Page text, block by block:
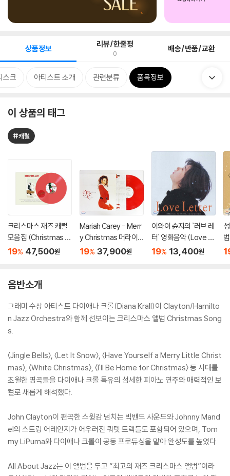
상품정보 리뷰/한줄평
0 배송/반품/교환
스크 아티스트 소개 관련분류 품목정보
이 상품의 태그
#캐럴
크리스마스 재즈 캐럴
모음집 (Christmas Ja
zz) [투명 레드 컬러 L
19% 47,500원
Mariah Carey - Merr
y Christmas 머라이
어 캐리 크리스마스 앨
19% 37,900원
이와이 슌지의 `러브 레
터` 영화음악 (Love L
etter OST by Reme
19% 13,400원
음반소개
그래미 수상 아티스트 다이애나 크롤(Diana Krall)이 Clayton/Hamilto
n Jazz Orchestra와 함께 선보이는 크리스마스 앨범 Christmas Song
s.
〈Jingle Bells〉, 〈Let It Snow〉, 〈Have Yourself a Merry Little Christ
mas〉, 〈White Christmas〉, 〈I'll Be Home for Christmas〉 등 시대를
초월한 명곡들을 다이애나 크롤 특유의 섬세한 피아노 연주와 매력적인 보
컬로 새롭게 해석했다.
John Clayton이 편곡한 스윙감 넘치는 빅밴드 사운드와 Johnny Mand
el의 스트링 어레인지가 어우러진 쿼텟 트랙들도 포함되어 있으며, Tom
my LiPuma와 다이애나 크롤이 공동 프로듀싱을 맡아 완성도를 높였다.
All About Jazz는 이 앨범을 두고 “최고의 재즈 크리스마스 앨범”이라